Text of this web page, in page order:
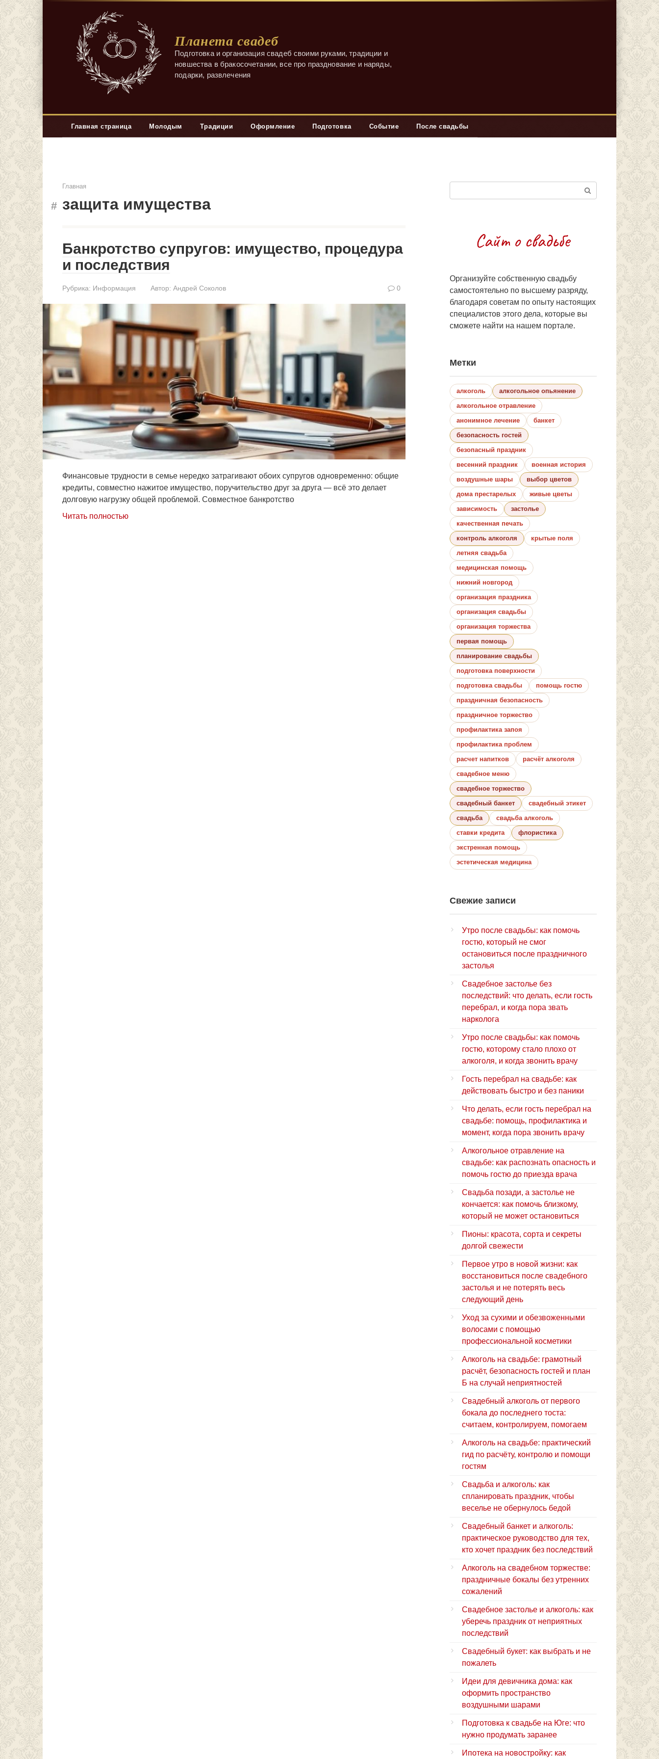
Планета свадеб
Подготовка и организация свадеб своими руками, традиции и
новшества в бракосочетании, все про празднование и наряды,
подарки, развлечения
Главная страница Молодым Традиции Оформление Подготовка Событие После свадьбы
Главная
защита имущества
Банкротство супругов: имущество, процедура
и последствия
Рубрика: Информация Автор: Андрей Соколов 0
Финансовые трудности в семье нередко затрагивают обоих супругов одновременно: общие
кредиты, совместно нажитое имущество, поручительство друг за друга — всё это делает
долговую нагрузку общей проблемой. Совместное банкротство
Читать полностью
Организуйте собственную свадьбу
самостоятельно по высшему разряду,
благодаря советам по опыту настоящих
специалистов этого дела, которые вы
сможете найти на нашем портале.
Метки
алкоголь
алкогольное опьянение
алкогольное отравление
анонимное лечение
банкет
безопасность гостей
безопасный праздник
весенний праздник
военная история
воздушные шары
выбор цветов
дома престарелых
живые цветы
зависимость
застолье
качественная печать
контроль алкоголя
крытые поля
летняя свадьба
медицинская помощь
нижний новгород
организация праздника
организация свадьбы
организация торжества
первая помощь
планирование свадьбы
подготовка поверхности
подготовка свадьбы
помощь гостю
праздничная безопасность
праздничное торжество
профилактика запоя
профилактика проблем
расчет напитков
расчёт алкоголя
свадебное меню
свадебное торжество
свадебный банкет
свадебный этикет
свадьба
свадьба алкоголь
ставки кредита
флористика
экстренная помощь
эстетическая медицина
Свежие записи
Утро после свадьбы: как помочь
гостю, который не смог
остановиться после праздничного
застолья
Свадебное застолье без
последствий: что делать, если гость
перебрал, и когда пора звать
нарколога
Утро после свадьбы: как помочь
гостю, которому стало плохо от
алкоголя, и когда звонить врачу
Гость перебрал на свадьбе: как
действовать быстро и без паники
Что делать, если гость перебрал на
свадьбе: помощь, профилактика и
момент, когда пора звонить врачу
Алкогольное отравление на
свадьбе: как распознать опасность и
помочь гостю до приезда врача
Свадьба позади, а застолье не
кончается: как помочь близкому,
который не может остановиться
Пионы: красота, сорта и секреты
долгой свежести
Первое утро в новой жизни: как
восстановиться после свадебного
застолья и не потерять весь
следующий день
Уход за сухими и обезвоженными
волосами с помощью
профессиональной косметики
Алкоголь на свадьбе: грамотный
расчёт, безопасность гостей и план
Б на случай неприятностей
Свадебный алкоголь от первого
бокала до последнего тоста:
считаем, контролируем, помогаем
Алкоголь на свадьбе: практический
гид по расчёту, контролю и помощи
гостям
Свадьба и алкоголь: как
спланировать праздник, чтобы
веселье не обернулось бедой
Свадебный банкет и алкоголь:
практическое руководство для тех,
кто хочет праздник без последствий
Алкоголь на свадебном торжестве:
праздничные бокалы без утренних
сожалений
Свадебное застолье и алкоголь: как
уберечь праздник от неприятных
последствий
Свадебный букет: как выбрать и не
пожалеть
Идеи для девичника дома: как
оформить пространство
воздушными шарами
Подготовка к свадьбе на Юге: что
нужно продумать заранее
Ипотека на новостройку: как